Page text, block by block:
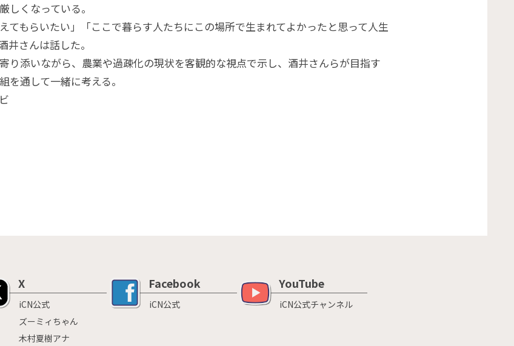
しくなっている。
てもらいたい」「ここで暮らす人たちにこの場所で生まれてよかったと思って人生
井さんは話した。
り添いながら、農業や過疎化の現状を客観的な視点で示し、酒井さんらが目指す
を通して一緒に考える。
X
iCN公式
ズーミィちゃん
木村夏樹アナ
Facebook
iCN公式
YouTube
iCN公式チャンネル